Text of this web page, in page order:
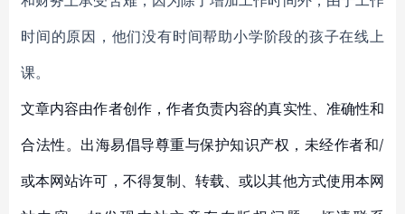
时间的原因，他们没有时间帮助小学阶段的孩子在线上
课。
文章内容由作者创作，作者负责内容的真实性、准确性和
合法性。出海易倡导尊重与保护知识产权，未经作者和/
或本网站许可，不得复制、转载、或以其他方式使用本网